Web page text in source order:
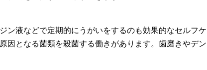
ン液などで定期的にうがいをするのも効果的なセルフケ
因となる菌類を殺菌する働きがあります。歯磨きやデン